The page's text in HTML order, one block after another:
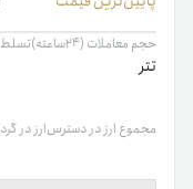
حجم معاملات (۲۴ساعته)
تتر
تسلط
مجموع ارز در دسترسارز در